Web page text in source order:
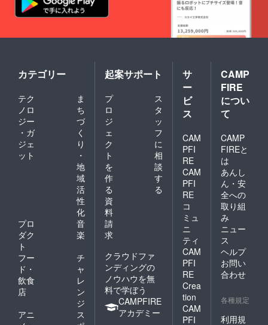
カテゴリー
テク
ノロ
ジー
・ガ
ジェ
ット
ま
ち
づ
く
り
・
地
域
活
性
化
プロ
ダク
ト
音
楽
フー
ド・
飲食
店
チ
ャ
レ
ン
ジ
アニ
ス
起案サポート
プ
ロ
ジ
ェ
ク
ト
を
作
る
ス
タ
ッ
フ
に
相
談
す
る
資
料
請
求
クラウドファ
ンディングの
ノウハウを無
料で学ぼう
CAMPFIRE
アカデミー
サ
ー
ビ
ス
CAM
PFI
RE
CAM
PFI
RE
コ
ミュ
ニ
ティ
CAM
PFI
RE
Crea
tion
CAM
PFI
CAMP
FIRE
につい
て
CAMP
FIREと
は
あんし
ん・安
全への
取り組
み
ニュー
ス
ヘルプ
お問い
合わせ
各種規定
利用規